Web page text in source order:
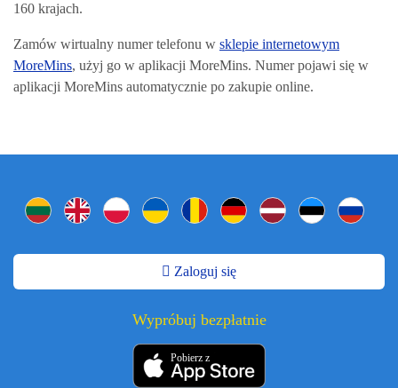
160 krajach.
Zamów wirtualny numer telefonu w sklepie internetowym
MoreMins, użyj go w aplikacji MoreMins. Numer pojawi się w
aplikacji MoreMins automatycznie po zakupie online.
Zaloguj się
Wypróbuj bezpłatnie
Pobierz z